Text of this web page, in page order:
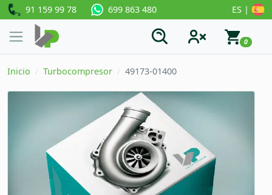
91 159 99 78 699 863 480 ES |
0
Inicio Turbocompresor 49173-01400